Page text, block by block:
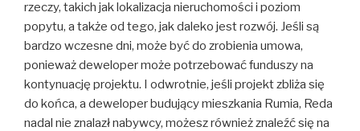
rzeczy, takich jak lokalizacja nieruchomości i poziom
popytu, a także od tego, jak daleko jest rozwój. Jeśli są
bardzo wczesne dni, może być do zrobienia umowa,
ponieważ deweloper może potrzebować funduszy na
kontynuację projektu. I odwrotnie, jeśli projekt zbliża się
do końca, a deweloper budujący mieszkania Rumia, Reda
nadal nie znalazł nabywcy, możesz również znaleźć się na